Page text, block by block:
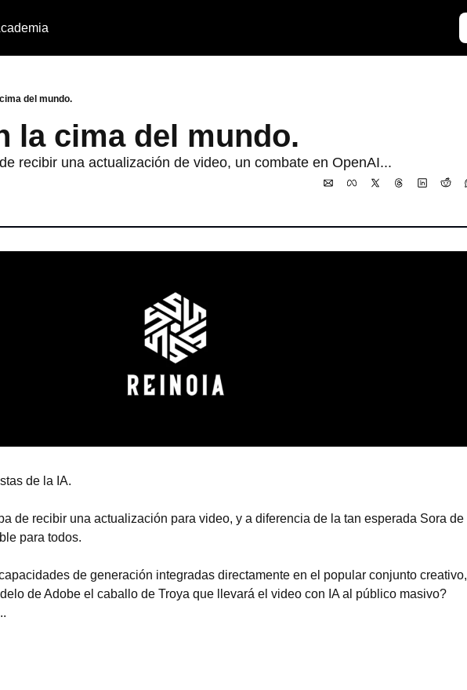
del mundo.
la cima del mundo.
recibir una actualización de video, un combate en OpenAI...
de la IA.
de recibir una actualización para video, y a diferencia de la tan esperada Sora de
para todos.
de generación integradas directamente en el popular conjunto creativo,
de Adobe el caballo de Troya que llevará el video con IA al público masivo?